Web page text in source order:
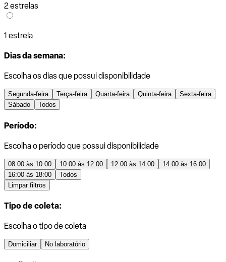
2 estrelas
1 estrela
Dias da semana:
Escolha os dias que possui disponibilidade
Segunda-feira Terça-feira Quarta-feira Quinta-feira
Sexta-feira
Sábado
Todos
Período:
Escolha o período que possui disponibilidade
08:00 às 10:00 10:00 às 12:00 12:00 às 14:00
14:00 às 16:00
16:00 às 18:00
Todos
Limpar filtros
Tipo de coleta:
Escolha o tipo de coleta
Domiciliar No laboratório